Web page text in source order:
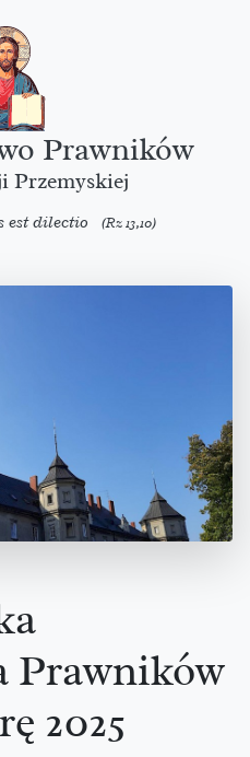
Prawników
Przemyskiej
est dilectio (Rz 13,10)
Prawników
2025